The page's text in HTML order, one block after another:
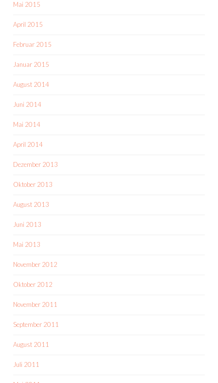
Mai 2015
April 2015
Februar 2015
Januar 2015
August 2014
Juni 2014
Mai 2014
April 2014
Dezember 2013
Oktober 2013
August 2013
Juni 2013
Mai 2013
November 2012
Oktober 2012
November 2011
September 2011
August 2011
Juli 2011